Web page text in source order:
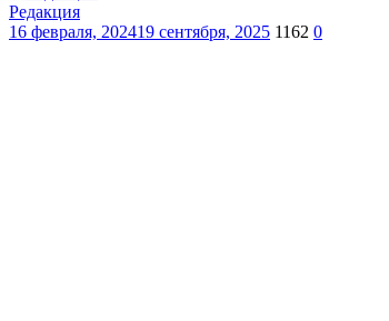
Редакция
16 февраля, 202419 сентября, 2025 1162 0